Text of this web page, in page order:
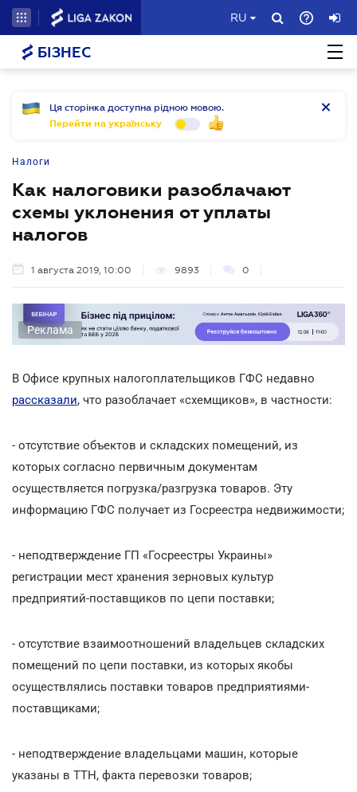
RU
БІЗНЕС
Ця сторінка доступна рідною мовою.
Перейти на українську
Налоги
Как налоговики разоблачают
схемы уклонения от уплаты
налогов
1 августа 2019, 10:00 9893 0
Реклама
В Офисе крупных налогоплательщиков ГФС недавно
рассказали, что разоблачает «схемщиков», в частности:
- отсутствие объектов и складских помещений, из
которых согласно первичным документам
осуществляется погрузка/разгрузка товаров. Эту
информацию ГФС получает из Госреестра недвижимости;
- неподтверждение ГП «Госреестры Украины»
регистрации мест хранения зерновых культур
предприятий-поставщиков по цепи поставки;
- отсутствие взаимоотношений владельцев складских
помещений по цепи поставки, из которых якобы
осуществлялись поставки товаров предприятиями-
поставщиками;
- неподтверждение владельцами машин, которые
указаны в ТТН, факта перевозки товаров;